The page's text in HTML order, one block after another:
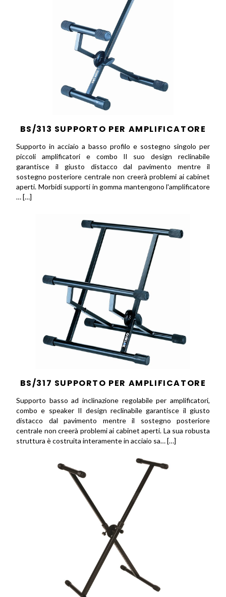
BS/313 SUPPORTO PER AMPLIFICATORE
Supporto in acciaio a basso profilo e sostegno singolo per
piccoli amplificatori e combo Il suo design reclinabile
garantisce il giusto distacco dal pavimento mentre il
sostegno posteriore centrale non creerà problemi ai cabinet
aperti. Morbidi supporti in gomma mantengono l'amplificatore
… […]
BS/317 SUPPORTO PER AMPLIFICATORE
Supporto basso ad inclinazione regolabile per amplificatori,
combo e speaker Il design reclinabile garantisce il giusto
distacco dal pavimento mentre il sostegno posteriore
centrale non creerà problemi ai cabinet aperti. La sua robusta
struttura è costruita interamente in acciaio sa… […]